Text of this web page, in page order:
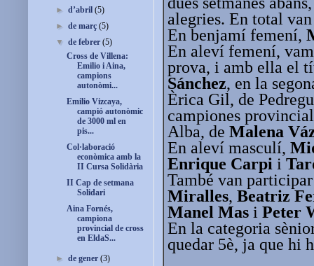
alegries. En total
En benjamí femení,
En aleví femení,
prova, i amb ella el
Sánchez, en la
Èrica Gil, de
campiones
Alba, de Malena
En aleví masculí,
Enrique Carpi i
També van
Miralles, Beatriz
Manel Mas i Peter
En la categoria
quedar 5è, ja que hi
►d’abril(5)
►de març(5)
▼de febrer(5)
Cross de Villena:
Emilio i Aina,
campions
autonòmi...
Emilio Vizcaya,
campió autonòmic
de 3000 ml en
pis...
Col·laboració
econòmica amb la
II Cursa Solidària
II Cap de setmana
Solidari
Aina Fornés,
campiona
provincial de cross
en EldaS...
►de gener(3)